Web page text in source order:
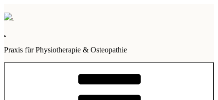
Inhalt
.
Praxis für Physiotherapie & Osteopathie